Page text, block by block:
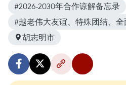
#2026-2030年合作谅解备忘录
#越老伟大友谊、特殊团结、
胡志明市